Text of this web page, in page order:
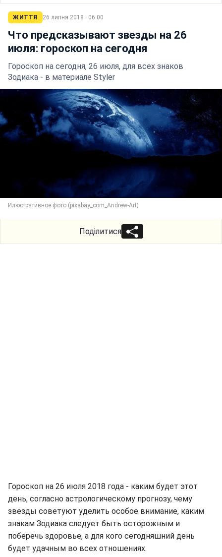
ЖИТТЯ 26 липня 2018 · 06:00
Что предсказывают звезды на 26
июля: гороскоп на сегодня
Гороскоп на сегодня, 26 июля, для всех знаков
Зодиака - в материале Styler
Илюстративное фото (pixabay_com_Andrew-Art)
Поділитися
Гороскоп на 26 июля 2018 года - каким будет этот
день, согласно астрологическому прогнозу, чему
звезды советуют уделить особое внимание, каким
знакам Зодиака следует быть осторожным и
поберечь здоровье, а для кого сегодняшний день
будет удачным во всех отношениях.